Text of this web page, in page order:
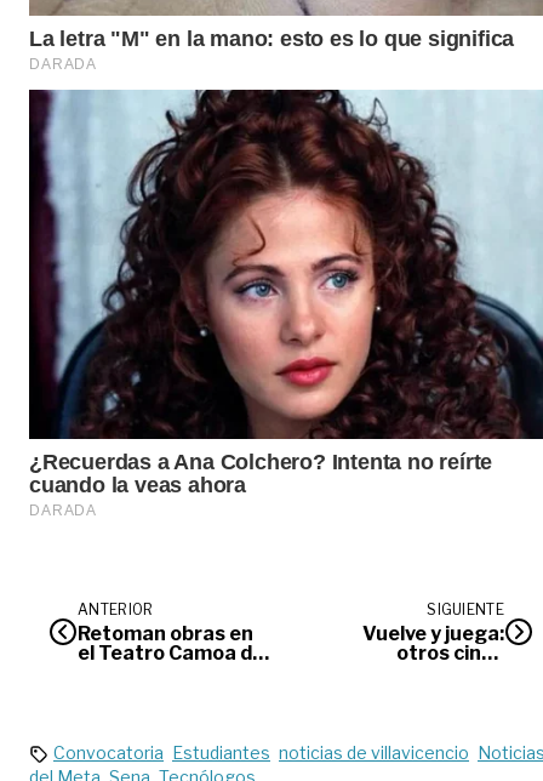
ANTERIOR
Retoman obras en
el Teatro Camoa de
SIGUIENTE
Vuelve y juega:
otros cinco
Villavicencio
Convocatoria Estudiantes noticias de villavicencio
del Meta Sena Tecnólogos